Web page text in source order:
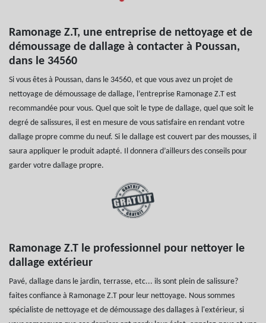
Ramonage Z.T, une entreprise de nettoyage et de
démoussage de dallage à contacter à Poussan,
dans le 34560
Si vous êtes à Poussan, dans le 34560, et que vous avez un projet de
nettoyage de démoussage de dallage, l’entreprise Ramonage Z.T est
recommandée pour vous. Quel que soit le type de dallage, quel que soit le
degré de salissures, il est en mesure de vous satisfaire en rendant votre
dallage propre comme du neuf. Si le dallage est couvert par des mousses, il
saura appliquer le produit adapté. Il donnera d’ailleurs des conseils pour
garder votre dallage propre.
Ramonage Z.T le professionnel pour nettoyer le
dallage extérieur
Pavé, dallage dans le jardin, terrasse, etc... ils sont plein de salissure?
faites confiance à Ramonage Z.T pour leur nettoyage. Nous sommes
spécialiste de nettoyage et de démoussage des dallages à l'extérieur, si